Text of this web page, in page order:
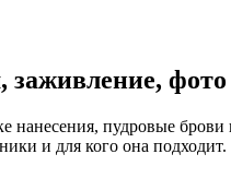
фото
нанесения, пудровые брови
и для кого она подходит.